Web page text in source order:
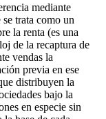
mediante
trata como un
la renta (es una
de la recaptura de
vendas la
previa en ese
distribuyen la
bajo la
en especie sin